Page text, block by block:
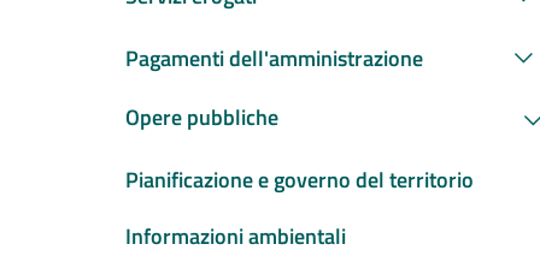
Pagamenti dell'amministrazione
Opere pubbliche
Pianificazione e governo del territorio
Informazioni ambientali